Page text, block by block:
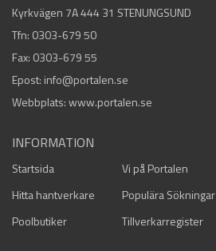
Kyrkvägen 7A 444 31 STENUNGSUND
Tfn: 0303-679 50
Fax: 0303-679 55
Epost: info@portalen.se
Webbplats: www.portalen.se
INFORMATION
Startsida Vi på Portalen
Hitta hantverkare
Populära Sökningar
Poolbutiker
Tillverkarregister